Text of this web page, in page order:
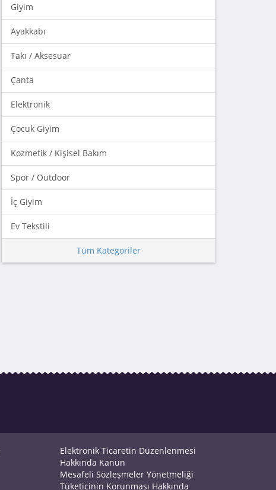
Giyim
Ayakkabı
Takı / Aksesuar
Çanta
Elektronik
Çocuk Giyim
Kozmetik / Kişisel Bakım
Spor / Outdoor
İç Giyim
Ev Tekstili
Tüm Kategoriler
Elektronik Ticaretin Düzenlenmesi
Hakkında Kanun
Mesafeli Sözleşmeler Yönetmeliği
Tüketicinin Korunması Hakkında